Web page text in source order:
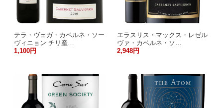
テラ・ヴェガ・カベルネ・ソー
ヴィニョン チリ産…
1,100円
エラスリス・マックス・レゼル
ヴァ・カベルネ・ソ…
2,948円